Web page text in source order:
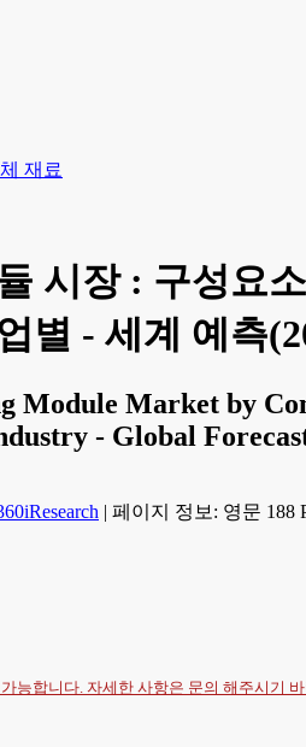
재료
시장 : 구성요
별 - 세계 예측
Module Market by
- Global
| 페이지 정보: 영문 188
능합니다. 자세한 사항은 문의 해주시기